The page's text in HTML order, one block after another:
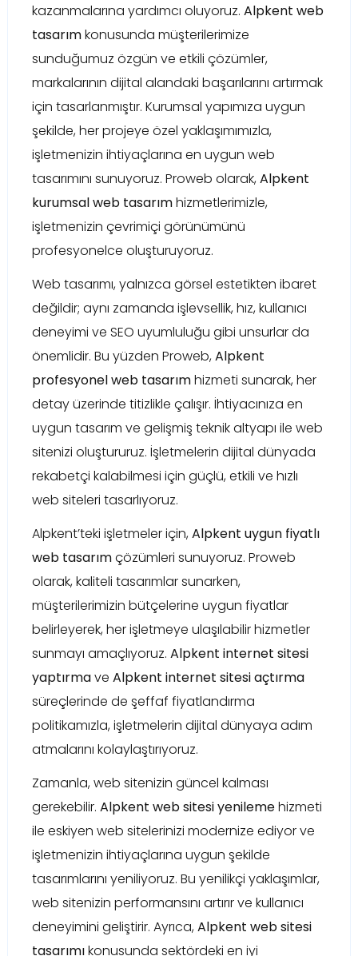
kazanmalarına yardımcı oluyoruz. Alpkent web
tasarımkonusunda müşterilerimize
sunduğumuz özgün ve etkili çözümler,
markalarının dijital alandaki başarılarını artırmak
için tasarlanmıştır. Kurumsal yapımıza uygun
şekilde, her projeye özel yaklaşımımızla,
işletmenizin ihtiyaçlarına en uygun web
tasarımını sunuyoruz. Proweb olarak,Alpkent
kurumsal web tasarımhizmetlerimizle,
işletmenizin çevrimiçi görünümünü
profesyonelce oluşturuyoruz.
Web tasarımı, yalnızca görsel estetikten ibaret
değildir; aynı zamanda işlevsellik, hız, kullanıcı
deneyimi ve SEO uyumluluğu gibi unsurlar da
önemlidir. Bu yüzden Proweb,Alpkent
profesyonel web tasarımhizmeti sunarak, her
detay üzerinde titizlikle çalışır. İhtiyacınıza en
uygun tasarım ve gelişmiş teknik altyapı ile web
sitenizi oluştururuz. İşletmelerin dijital dünyada
rekabetçi kalabilmesi için güçlü, etkili ve hızlı
web siteleri tasarlıyoruz.
Alpkent’teki işletmeler için,Alpkent uygun fiyatlı
web tasarımçözümleri sunuyoruz. Proweb
olarak, kaliteli tasarımlar sunarken,
müşterilerimizin bütçelerine uygun fiyatlar
belirleyerek, her işletmeye ulaşılabilir hizmetler
sunmayı amaçlıyoruz. Alpkent internet sitesi
yaptırmave Alpkent internet sitesi açtırma
süreçlerinde de şeffaf fiyatlandırma
politikamızla, işletmelerin dijital dünyaya adım
atmalarını kolaylaştırıyoruz.
Zamanla, web sitenizin güncel kalması
gerekebilir. Alpkent web sitesi yenilemehizmeti
ile eskiyen web sitelerinizi modernize ediyor ve
işletmenizin ihtiyaçlarına uygun şekilde
tasarımlarını yeniliyoruz. Bu yenilikçi yaklaşımlar,
web sitenizin performansını artırır ve kullanıcı
deneyimini geliştirir. Ayrıca,Alpkent web sitesi
tasarımıkonusunda sektördeki en iyi